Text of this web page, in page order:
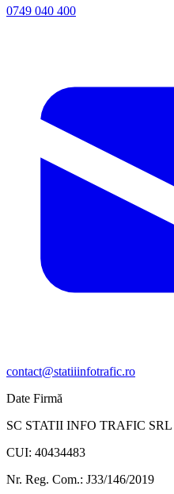
0749 040 400
contact@statiiinfotrafic.ro
Date Firmă
SC STATII INFO TRAFIC SRL
CUI: 40434483
Nr. Reg. Com.: J33/146/2019